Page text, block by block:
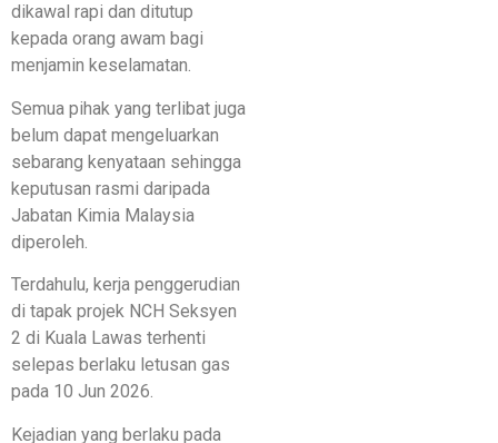
dikawal rapi dan ditutup
kepada orang awam bagi
menjamin keselamatan.
Semua pihak yang terlibat juga
belum dapat mengeluarkan
sebarang kenyataan sehingga
keputusan rasmi daripada
Jabatan Kimia Malaysia
diperoleh.
Terdahulu, kerja penggerudian
di tapak projek NCH Seksyen
2 di Kuala Lawas terhenti
selepas berlaku letusan gas
pada 10 Jun 2026.
Kejadian yang berlaku pada